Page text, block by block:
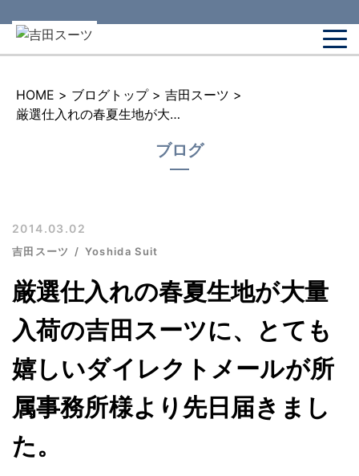
HOME > ブログトップ > 吉田スーツ >
厳選仕入れの春夏生地が大量入荷の吉田スーツに、とても嬉しいダイレクトメールが所属事務所様より先日届きました。
ブログ
2014.03.02
吉田スーツ Yoshida Suit
厳選仕入れの春夏生地が大量
入荷の吉田スーツに、とても
嬉しいダイレクトメールが所
属事務所様より先日届きまし
た。